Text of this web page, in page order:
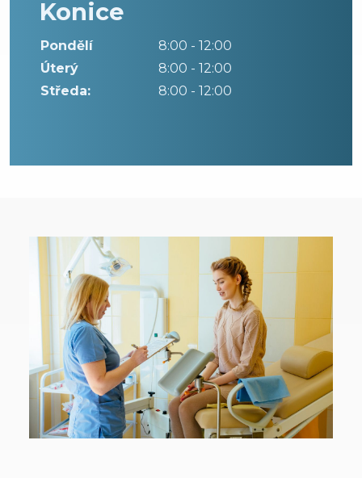
Konice
Pondělí
8:00 - 12:00
Úterý
8:00 - 12:00
Středa:
8:00 - 12:00